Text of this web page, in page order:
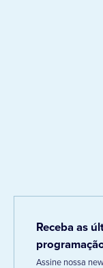
Receba as
Assine nossa